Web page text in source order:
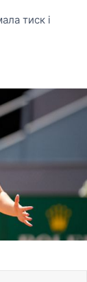
тиск і